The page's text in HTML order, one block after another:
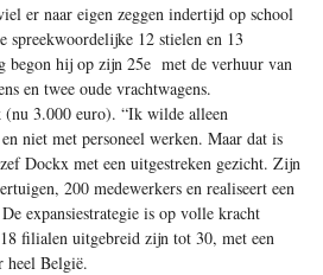
er naar eigen zeggen indertijd op school
spreekwoordelijke 12 stielen en 13
begon hij op zijn 25e met de verhuur van
en twee oude vrachtwagens.
3.000 euro). “Ik wilde alleen
niet met personeel werken. Maar dat is
Dockx met een uitgestreken gezicht. Zijn
200 medewerkers en realiseert een
expansie­strategie is op volle kracht
filialen uitgebreid zijn tot 30, met een
heel België.